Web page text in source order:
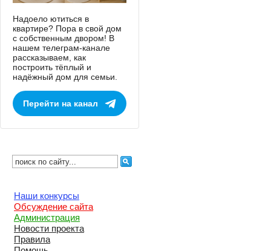
Надоело ютиться в
квартире? Пора в свой дом
с собственным двором! В
нашем телеграм-канале
рассказываем, как
построить тёплый и
надёжный дом для семьи.
Перейти на канал
Наши конкурсы
Обсуждение сайта
Администрация
Новости проекта
Правила